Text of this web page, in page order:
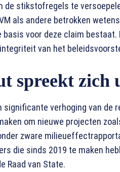
de stikstofregels te
als andere betrokken
voor deze claim bestaat.
van het
spreekt zich
verhoging van de
om nieuwe projecten
zware
die sinds 2019 te maken
Raad van State.